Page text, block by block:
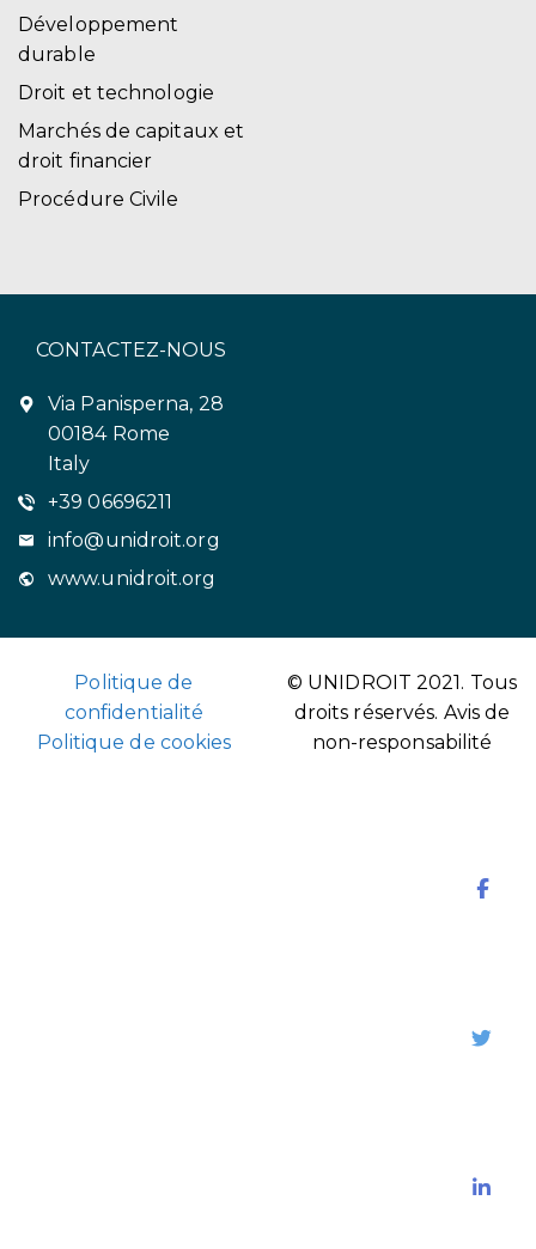
Développement
durable
Droit et technologie
Marchés de capitaux et
droit financier
Procédure Civile
CONTACTEZ-NOUS
Via Panisperna, 28
00184 Rome
Italy
+39 06696211
info@unidroit.org
www.unidroit.org
Politique de
confidentialité
Politique de cookies
© UNIDROIT 2021. Tous
droits réservés. Avis de
non-responsabilité